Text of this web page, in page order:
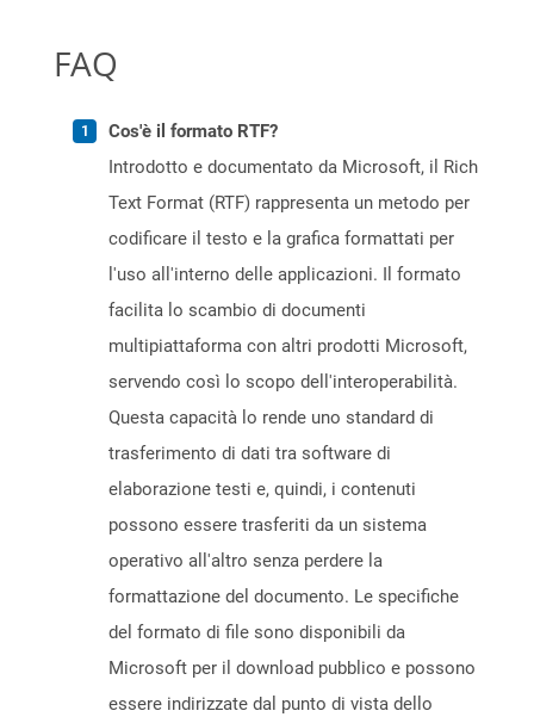
FAQ
Cos'è il formato RTF?
Introdotto e documentato da Microsoft, il Rich
Text Format (RTF) rappresenta un metodo per
codificare il testo e la grafica formattati per
l'uso all'interno delle applicazioni. Il formato
facilita lo scambio di documenti
multipiattaforma con altri prodotti Microsoft,
servendo così lo scopo dell'interoperabilità.
Questa capacità lo rende uno standard di
trasferimento di dati tra software di
elaborazione testi e, quindi, i contenuti
possono essere trasferiti da un sistema
operativo all'altro senza perdere la
formattazione del documento. Le specifiche
del formato di file sono disponibili da
Microsoft per il download pubblico e possono
essere indirizzate dal punto di vista dello